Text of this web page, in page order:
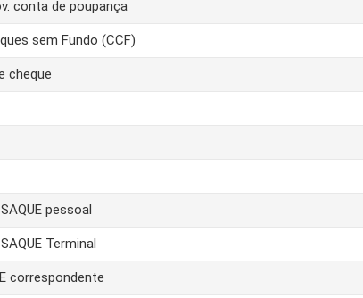
conta de poupança
sem Fundo (CCF)
cheque
pessoal
Terminal
correspondente